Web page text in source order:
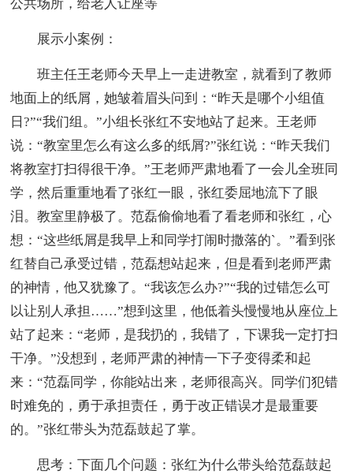
公共场所，给老人让座等
展示小案例：
班主任王老师今天早上一走进教室，就看到了教师
地面上的纸屑，她皱着眉头问到：“昨天是哪个小组值
日?”“我们组。”小组长张红不安地站了起来。王老师
说：“教室里怎么有这么多的纸屑?”张红说：“昨天我们
将教室打扫得很干净。”王老师严肃地看了一会儿全班同
学，然后重重地看了张红一眼，张红委屈地流下了眼
泪。教室里静极了。范磊偷偷地看了看老师和张红，心
想：“这些纸屑是我早上和同学打闹时撒落的`。”看到张
红替自己承受过错，范磊想站起来，但是看到老师严肃
的神情，他又犹豫了。“我该怎么办?”“我的过错怎么可
以让别人承担……”想到这里，他低着头慢慢地从座位上
站了起来：“老师，是我扔的，我错了，下课我一定打扫
干净。”没想到，老师严肃的神情一下子变得柔和起
来：“范磊同学，你能站出来，老师很高兴。同学们犯错
时难免的，勇于承担责任，勇于改正错误才是最重要
的。”张红带头为范磊鼓起了掌。
思考：下面几个问题：张红为什么带头给范磊鼓起